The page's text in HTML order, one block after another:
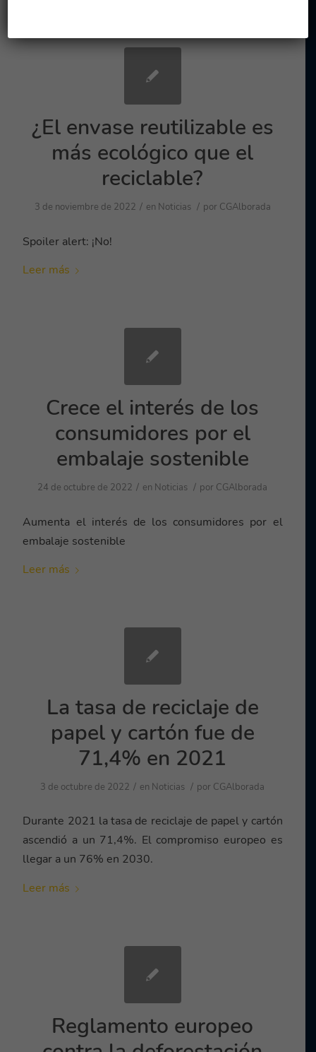
¿El envase reutilizable es
más ecológico que el
reciclable?
3 de noviembre de 2022 / en Noticias / por CGAlborada
Spoiler alert: ¡No!
Leer más
Crece el interés de los
consumidores por el
embalaje sostenible
24 de octubre de 2022 / en Noticias / por CGAlborada
Aumenta el interés de los consumidores por el
embalaje sostenible
Leer más
La tasa de reciclaje de
papel y cartón fue de
71,4% en 2021
3 de octubre de 2022 / en Noticias / por CGAlborada
Durante 2021 la tasa de reciclaje de papel y cartón
ascendió a un 71,4%. El compromiso europeo es
llegar a un 76% en 2030.
Leer más
Reglamento europeo